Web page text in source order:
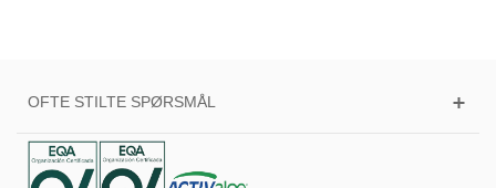
OFTE STILTE SPØRSMÅL